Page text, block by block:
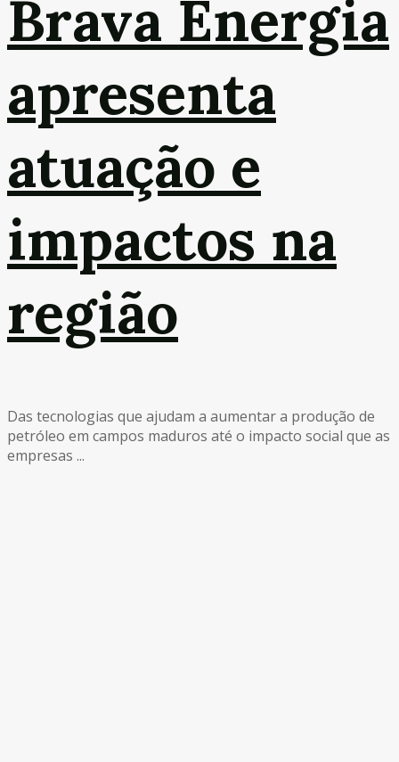
Brava Energia
apresenta
atuação e
impactos na
região
Das tecnologias que ajudam a aumentar a produção de
petróleo em campos maduros até o impacto social que as
empresas ...